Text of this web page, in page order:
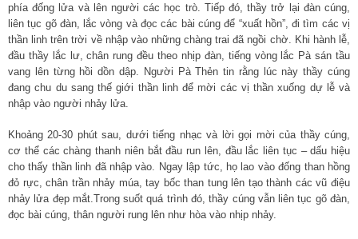
phía đống lửa và lên người các học trò. Tiếp đó, thầy trở lại đàn cúng,
liên tục gõ đàn, lắc vòng và đọc các bài cúng để “xuất hồn”, đi tìm các vị
thần linh trên trời về nhập vào những chàng trai đã ngồi chờ. Khi hành lễ,
đầu thầy lắc lư, chân rung đều theo nhịp đàn, tiếng vòng lắc Pà sán tầu
vang lên từng hồi dồn dập. Người Pà Thẻn tin rằng lúc này thầy cúng
đang chu du sang thế giới thần linh để mời các vị thần xuống dự lễ và
nhập vào người nhảy lửa.
Khoảng 20-30 phút sau, dưới tiếng nhạc và lời gọi mời của thầy cúng,
cơ thể các chàng thanh niên bắt đầu run lên, đầu lắc liên tục – dấu hiệu
cho thấy thần linh đã nhập vào. Ngay lập tức, họ lao vào đống than hồng
đỏ rực, chân trần nhảy múa, tay bốc than tung lên tạo thành các vũ điệu
nhảy lửa đẹp mắt.Trong suốt quá trình đó, thầy cúng vẫn liên tục gõ đàn,
đọc bài cúng, thân người rung lên như hòa vào nhịp nhảy.